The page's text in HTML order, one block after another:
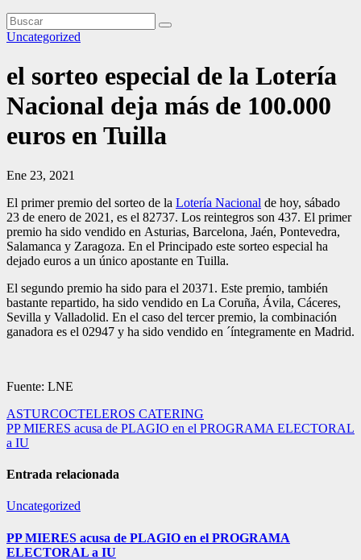
Uncategorized
el sorteo especial de la Lotería
Nacional deja más de 100.000
euros en Tuilla
Ene 23, 2021
El primer premio del sorteo de la Lotería Nacional de hoy, sábado
23 de enero de 2021, es el 82737. Los reintegros son 437. El primer
premio ha sido vendido en Asturias, Barcelona, Jaén, Pontevedra,
Salamanca y Zaragoza. En el Principado este sorteo especial ha
dejado euros a un único apostante en Tuilla.
El segundo premio ha sido para el 20371. Este premio, también
bastante repartido, ha sido vendido en La Coruña, Ávila, Cáceres,
Sevilla y Valladolid. En el caso del tercer premio, la combinación
ganadora es el 02947 y ha sido vendido en ´íntegramente en Madrid.
Fuente: LNE
Navegación
de
ASTURCOCTELEROS CATERING
PP MIERES acusa de PLAGIO en el PROGRAMA ELECTORAL
a IU
Entrada relacionada
Uncategorized
PP MIERES acusa de PLAGIO en el PROGRAMA
ELECTORAL a IU